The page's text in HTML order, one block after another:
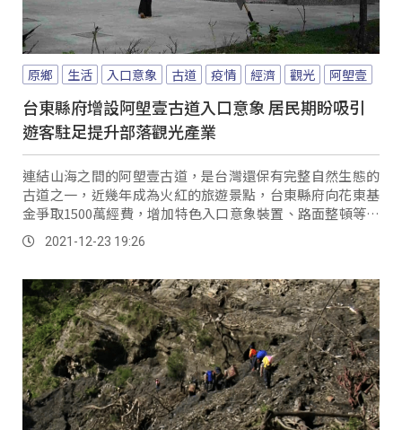
原鄉 生活 入口意象 古道 疫情 經濟 觀光 阿塱壹
台東縣府增設阿塱壹古道入口意象 居民期盼吸引
遊客駐足提升部落觀光產業
連結山海之間的阿塱壹古道，是台灣還保有完整自然生態的
古道之一，近幾年成為火紅的旅遊景點，台東縣府向花東基
金爭取1500萬經費，增加特色入口意象裝置、路面整頓等，
南田社區發展協會表示，也希望能規劃一處販...。
2021-12-23 19:26